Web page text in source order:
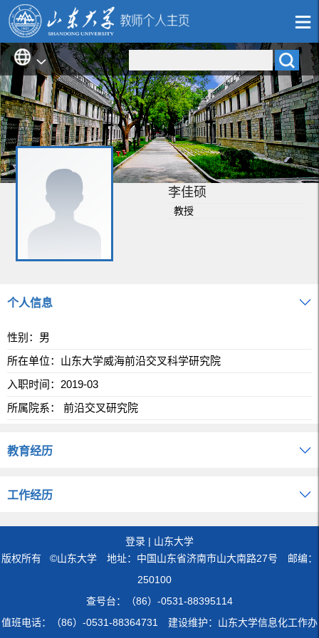
李佳硕
教授
个人信息
性别：男
所在单位：山东大学威海前沿交叉科学研究院
入职时间：2019-03
所属院系： 前沿交叉研究院
教育经历
工作经历
登录 | 山东大学
版权所有 ©山东大学 地址：中国山东省济南市山大南路27号 邮编：
250100
查号台：（86）-0531-88395114
值班电话：（86）-0531-88364731 建设维护：山东大学信息化工作办